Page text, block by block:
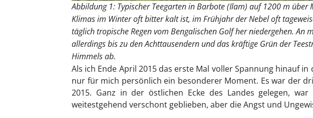
Abbildung 1: Typischer Teegarten in Barbote (Ilam) auf 1200 m über
Klimas im Winter oft bitter kalt ist, im Frühjahr der Nebel oft
täglich tropische Regen vom Bengalischen Golf her niedergehen. An
allerdings bis zu den Achttausendern und das kräftige Grün der
Himmels ab.
Als ich Ende April 2015 das erste Mal voller Spannung hinauf
nur für mich persönlich ein besonderer Moment. Es war der
2015. Ganz in der östlichen Ecke des Landes gelegen,
weitestgehend verschont geblieben, aber die Angst und